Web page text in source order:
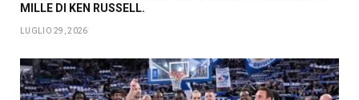
MILLE DI KEN RUSSELL.
LUGLIO 29, 2026